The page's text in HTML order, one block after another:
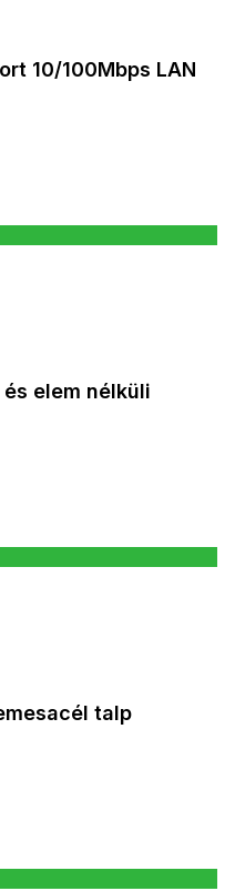
10/100Mbps LAN
és elem nélküli
talp